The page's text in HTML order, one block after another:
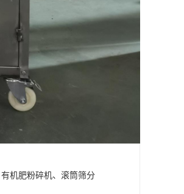
机肥粉碎机、滚筒筛分